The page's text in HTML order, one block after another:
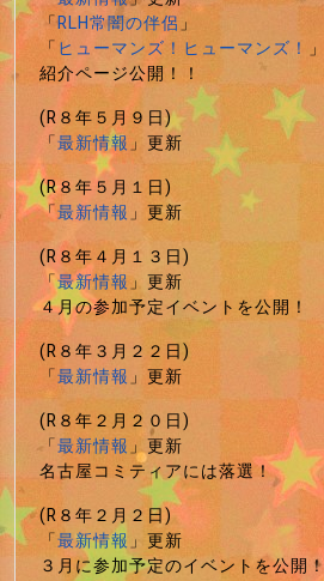
「RLH常闇の伴侶」
「ヒューマンズ！ヒューマンズ！ 」
紹介ページ公開！！
(R８年５月９日)
「最新情報」更新
(R８年５月１日)
「最新情報」更新
(R８年４月１３日)
「最新情報」更新
４月の参加予定イベントを公開！
(R８年３月２２日)
「最新情報」更新
(R８年２月２０日)
「最新情報」更新
名古屋コミティアには落選！
(R８年２月２日)
「最新情報」更新
３月に参加予定のイベントを公開！